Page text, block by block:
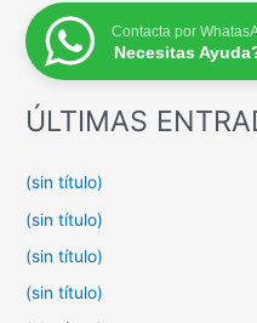
Contacta por
Necesitas
ÚLTIMAS
(sin título)
(sin título)
(sin título)
(sin título)